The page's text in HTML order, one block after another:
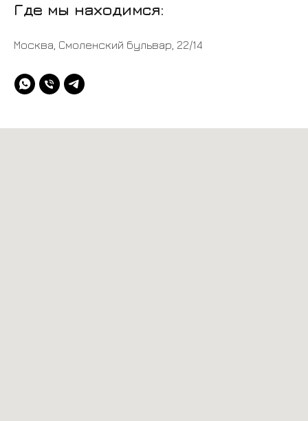
Где мы находимся:
Москва, Смоленский бульвар, 22/14